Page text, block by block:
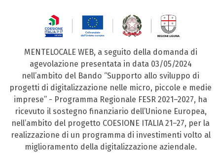
MENTELOCALE WEB, a seguito della domanda di
agevolazione presentata in data 03/05/2024
nell’ambito del Bando “Supporto allo sviluppo di
progetti di digitalizzazione nelle micro, piccole e medie
imprese” - Programma Regionale FESR 2021–2027, ha
ricevuto il sostegno finanziario dell’Unione Europea,
nell’ambito del progetto COESIONE ITALIA 21–27, per la
realizzazione di un programma di investimenti volto al
miglioramento della digitalizzazione aziendale.